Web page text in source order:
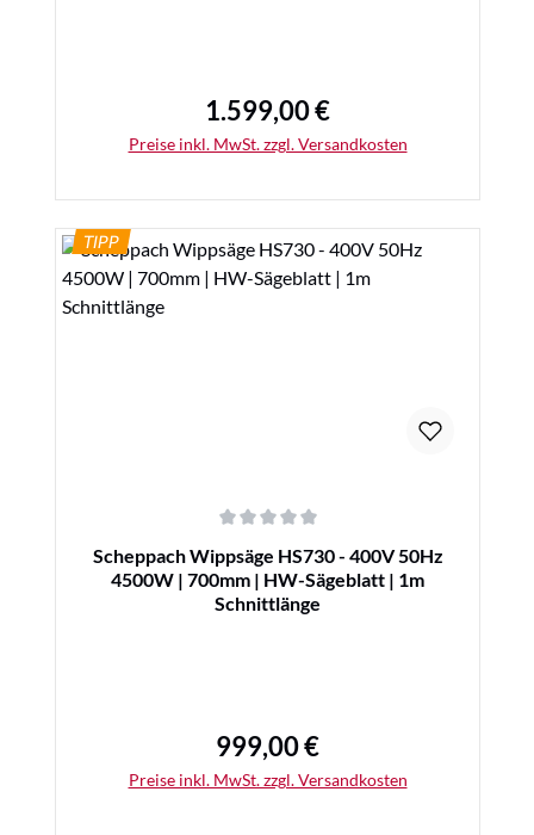
Regulärer Preis:
1.599,00 €
Preise inkl. MwSt. zzgl. Versandkosten
TIPP
Scheppach Wippsäge HS730 - 400V 50Hz
4500W | 700mm | HW-Sägeblatt | 1m
Schnittlänge
Regulärer Preis:
999,00 €
Preise inkl. MwSt. zzgl. Versandkosten